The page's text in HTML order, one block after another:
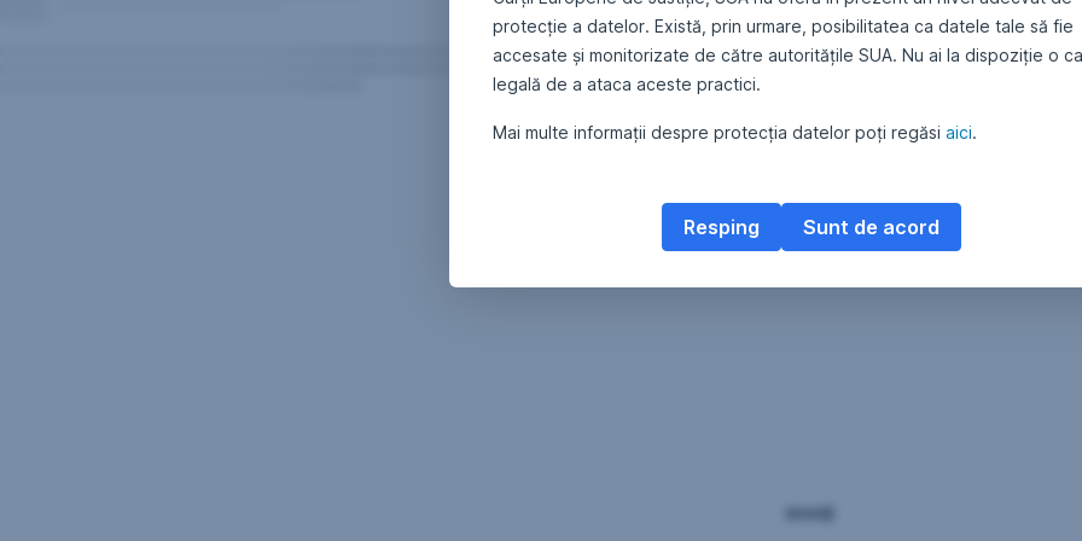
protecție a datelor. Există, prin urmare, posibilitatea ca datele tale să fie
accesate și monitorizate de către autoritățile SUA. Nu ai la dispoziție o
legală de a ataca aceste practici.
Mai multe informații despre protecția datelor poți regăsi aici.
Sunt de acord
Resping